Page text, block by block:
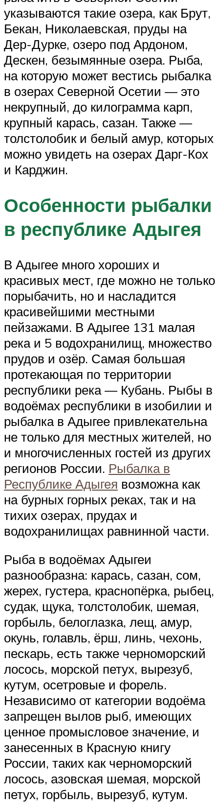
указываются такие озера, как Брут,
Бекан, Николаевская, пруды на
Дер-Дурке, озеро под Ардоном,
Дескен, безымянные озера. Рыба,
на которую может вестись рыбалка
в озерах Северной Осетии — это
некрупный, до килограмма карп,
крупный карась, сазан. Также —
толстолобик и белый амур, которых
можно увидеть на озерах Дарг-Кох
и Карджин.
Особенности рыбалки
в республике Адыгея
В Адыгее много хороших и
красивых мест, где можно не только
порыбачить, но и насладится
красивейшими местными
пейзажами. В Адыгее 131 малая
река и 5 водохранилищ, множество
прудов и озёр. Самая большая
протекающая по территории
республики река — Кубань. Рыбы в
водоёмах республики в изобилии и
рыбалка в Адыгее привлекательна
не только для местных жителей, но
и многочисленных гостей из других
регионов России. Рыбалка в
Республике Адыгея возможна как
на бурных горных реках, так и на
тихих озерах, прудах и
водохранилищах равнинной части.
Рыба в водоёмах Адыгеи
разнообразна: карась, сазан, сом,
жерех, густера, краснопёрка, рыбец,
судак, щука, толстолобик, шемая,
горбыль, белоглазка, лещ, амур,
окунь, голавль, ёрш, линь, чехонь,
пескарь, есть также черноморский
лосось, морской петух, вырезуб,
кутум, осетровые и форель.
Независимо от категории водоёма
запрещен вылов рыб, имеющих
ценное промысловое значение, и
занесенных в Красную книгу
России, таких как черноморский
лосось, азовская шемая, морской
петух, горбыль, вырезуб, кутум.